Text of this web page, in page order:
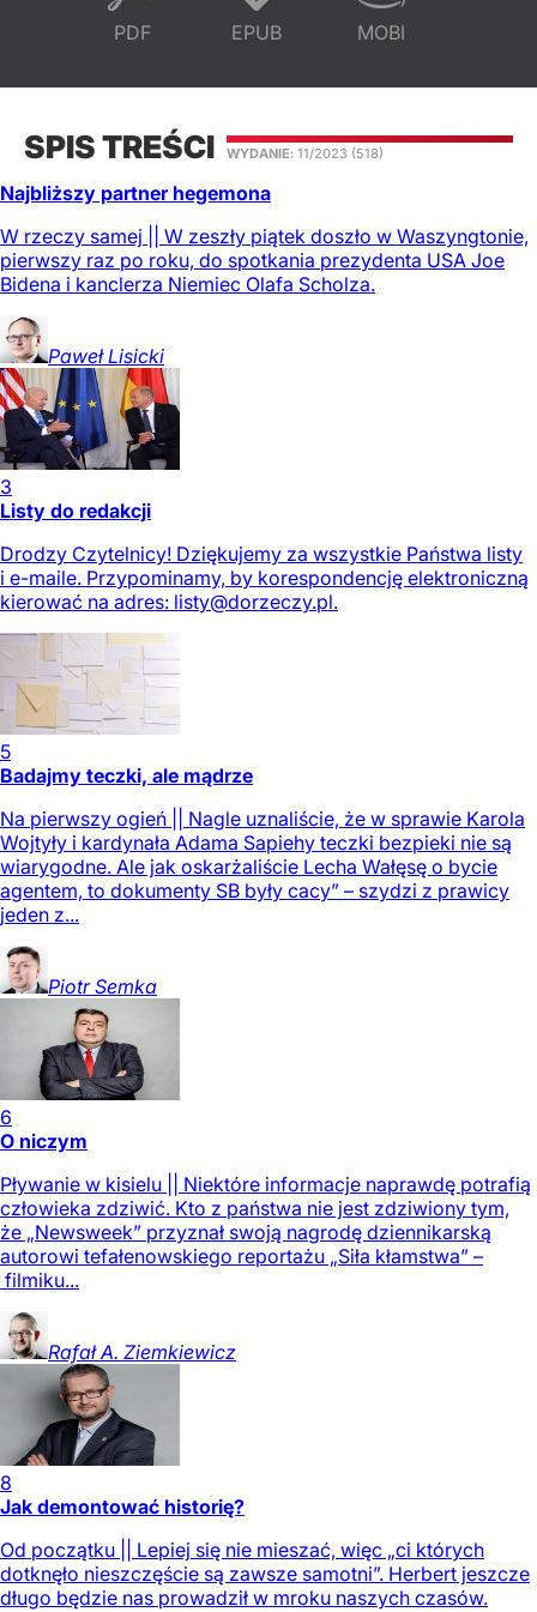
PDF EPUB MOBI
SPIS TREŚCI WYDANIE: 11/2023 (518)
Najbliższy partner hegemona
W rzeczy samej || W zeszły piątek doszło w Waszyngtonie,
pierwszy raz po roku, do spotkania prezydenta USA Joe
Bidena i kanclerza Niemiec Olafa Scholza.
Paweł Lisicki
3
Listy do redakcji
Drodzy Czytelnicy! Dziękujemy za wszystkie Państwa listy
i e-maile. Przypominamy, by korespondencję elektroniczną
kierować na adres: listy@dorzeczy.pl.
5
Badajmy teczki, ale mądrze
Na pierwszy ogień || Nagle uznaliście, że w sprawie Karola
Wojtyły i kardynała Adama Sapiehy teczki bezpieki nie są
wiarygodne. Ale jak oskarżaliście Lecha Wałęsę o bycie
agentem, to dokumenty SB były cacy” – szydzi z prawicy
jeden z...
Piotr Semka
6
O niczym
Pływanie w kisielu || Niektóre informacje naprawdę potrafią
człowieka zdziwić. Kto z państwa nie jest zdziwiony tym,
że „Newsweek” przyznał swoją nagrodę dziennikarską
autorowi tefałenowskiego reportażu „Siła kłamstwa” –
filmiku...
Rafał A. Ziemkiewicz
8
Jak demontować historię?
Od początku || Lepiej się nie mieszać, więc „ci których
dotknęło nieszczęście są zawsze samotni”. Herbert jeszcze
długo będzie nas prowadził w mroku naszych czasów.